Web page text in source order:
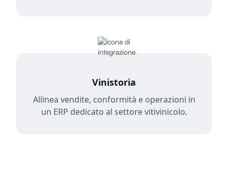
Vinistoria
Allinea vendite, conformità e operazioni in
un ERP dedicato al settore vitivinicolo.